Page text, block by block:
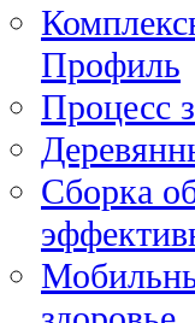
Профиль
Процесс
Сборка